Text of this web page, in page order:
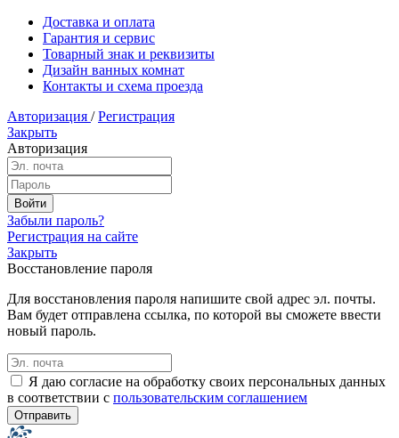
Доставка и оплата
Гарантия и сервис
Товарный знак и реквизиты
Дизайн ванных комнат
Контакты и схема проезда
Авторизация / Регистрация
Закрыть
Авторизация
Забыли пароль?
Регистрация на сайте
Закрыть
Восстановление пароля
Для восстановления пароля напишите свой адрес эл. почты.
Вам будет отправлена ссылка, по которой вы сможете ввести
новый пароль.
Я даю согласие на обработку своих персональных данных
в соответствии с пользовательским соглашением